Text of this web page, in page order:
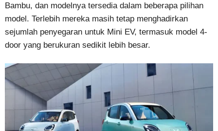
Bambu, dan modelnya tersedia dalam beberapa pilihan
model. Terlebih mereka masih tetap menghadirkan
sejumlah penyegaran untuk Mini EV, termasuk model 4-
door yang berukuran sedikit lebih besar.